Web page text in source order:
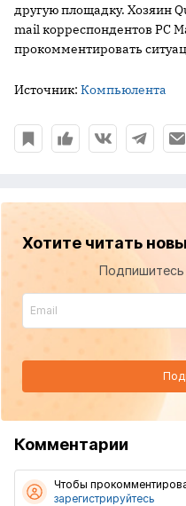
другую площадку. Хозяин
mail корреспондентов PC
прокомментировать
Источник: Компьюлента
Хотите читать
Подпишитесь
Комментарии
Чтобы
зарегистрируйтесь